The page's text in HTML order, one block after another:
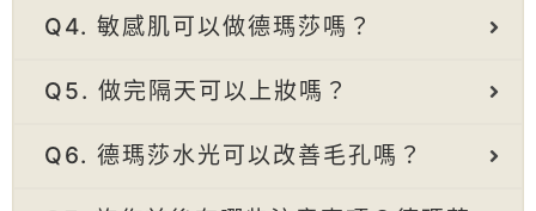
Q4. 敏感肌可以做德瑪莎嗎？
Q5. 做完隔天可以上妝嗎？
Q6. 德瑪莎水光可以改善毛孔嗎？